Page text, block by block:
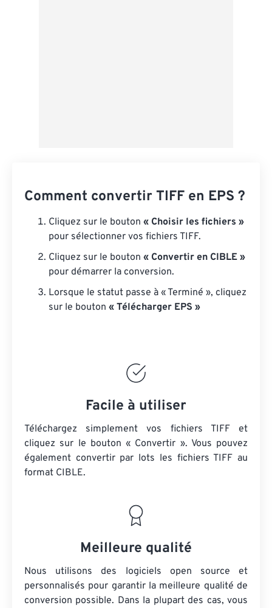
Comment convertir TIFF en EPS ?
Cliquez sur le bouton « Choisir les fichiers »
pour sélectionner vos fichiers TIFF.
Cliquez sur le bouton « Convertir en CIBLE »
pour démarrer la conversion.
Lorsque le statut passe à « Terminé », cliquez
sur le bouton « Télécharger EPS »
Facile à utiliser
Téléchargez simplement vos fichiers TIFF et
cliquez sur le bouton « Convertir ». Vous pouvez
également convertir par lots les fichiers TIFF au
format CIBLE.
Meilleure qualité
Nous utilisons des logiciels open source et
personnalisés pour garantir la meilleure qualité de
conversion possible. Dans la plupart des cas, vous